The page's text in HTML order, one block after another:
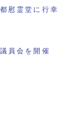
慰霊堂に行幸
員会を開催